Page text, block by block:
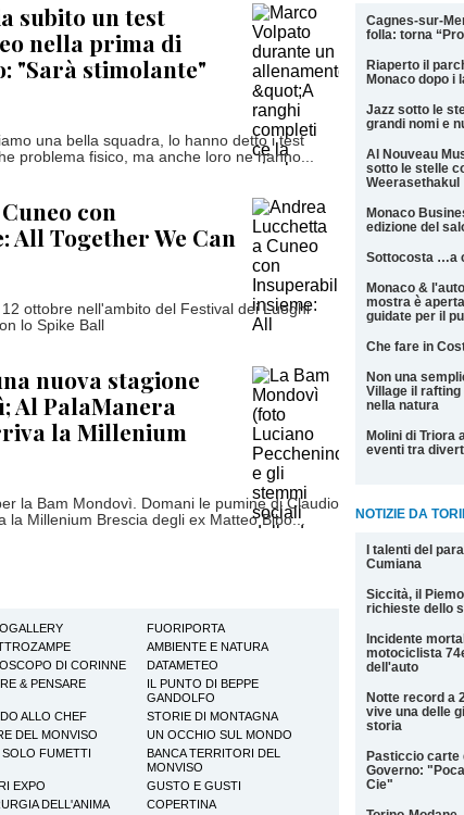
Cagnes-sur-
folla: torna
Riaperto il
Monaco dopo i
Jazz sotto le
grandi nomi e
Al Nouveau
sotto le stelle
Weerasethakul
Monaco
edizione del
Sottocosta …a
Monaco &
mostra è
guidate per il
Che fare in
Non una
Village il
nella natura
Molini di Triora
eventi tra
NOTIZIE DA
I talenti del
Cumiana
Siccità, il
richieste dello
Incidente
motociclista
dell'auto
Notte record a
vive una delle
storia
Pasticcio carte
Governo:
Cie"
subito un test
nella prima di
"Sarà stimolante"
una bella squadra, lo hanno detto i test
problema fisico, ma anche loro ne hanno...
con
All Together We Can
ottobre nell'ambito del Festival dei Luoghi
lo Spike Ball
nuova stagione
Al PalaManera
la Millenium
la Bam Mondovì. Domani le pumine di Claudio
la Millenium Brescia degli ex Matteo Bibo...
FUORIPORTA
AMBIENTE E NATURA
DI CORINNE
DATAMETEO
& PENSARE
IL PUNTO DI BEPPE
GANDOLFO
ALLO CHEF
STORIE DI MONTAGNA
DEL MONVISO
UN OCCHIO SUL MONDO
FUMETTI
BANCA TERRITORI DEL
MONVISO
EXPO
GUSTO E GUSTI
DELL'ANIMA
COPERTINA